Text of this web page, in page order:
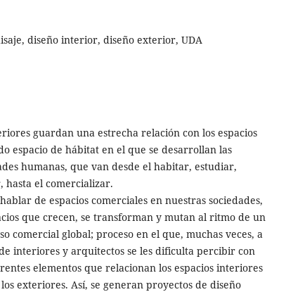
diseño interior, diseño exterior, UDA
guardan una estrecha relación con los espacios
espacio de hábitat en el que se desarrollan las
humanas, que van desde el habitar, estudiar,
hasta el comercializar.
de espacios comerciales en nuestras sociedades,
que crecen, se transforman y mutan al ritmo de un
comercial global; proceso en el que, muchas veces, a
interiores y arquitectos se les dificulta percibir con
elementos que relacionan los espacios interiores
exteriores. Así, se generan proyectos de diseño